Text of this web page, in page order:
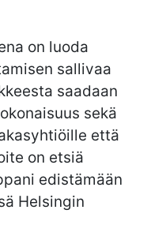
on luoda
sallivaa
saadaan
sekä
että
on etsiä
edistämään
Helsingin